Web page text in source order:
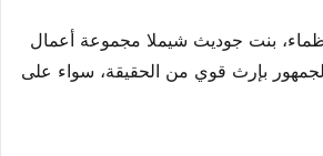
بنت جوديث شيملا مجموعة أعمال
بإرث قوي من الحقيقة، سواء على